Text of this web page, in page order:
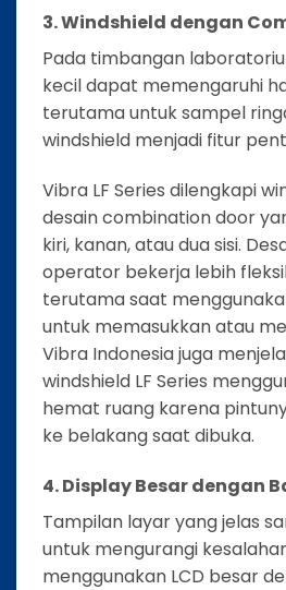
3. Windshield dengan
Pada timbangan
kecil dapat memengaruhi
terutama untuk sampel
windshield menjadi fitur
Vibra LF Series dilengkapi
desain combination door
kiri, kanan, atau dua sisi.
operator bekerja lebih
terutama saat
untuk memasukkan atau
Vibra Indonesia juga
windshield LF Series
hemat ruang karena
ke belakang saat dibuka.
4. Display Besar dengan
Tampilan layar yang jelas
untuk mengurangi
menggunakan LCD besar